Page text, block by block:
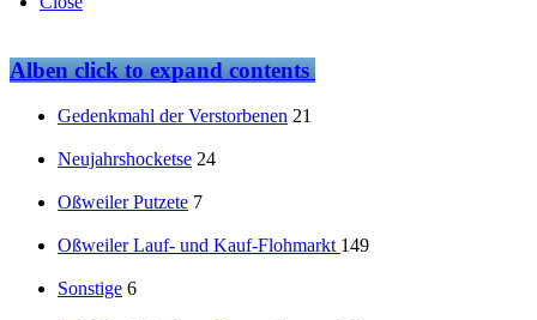
Albenclick to expand contents
Gedenkmahl der Verstorbenen 21
Neujahrshocketse 24
Oßweiler Putzete 7
Oßweiler Lauf- und Kauf-Flohmarkt 149
Sonstige 6